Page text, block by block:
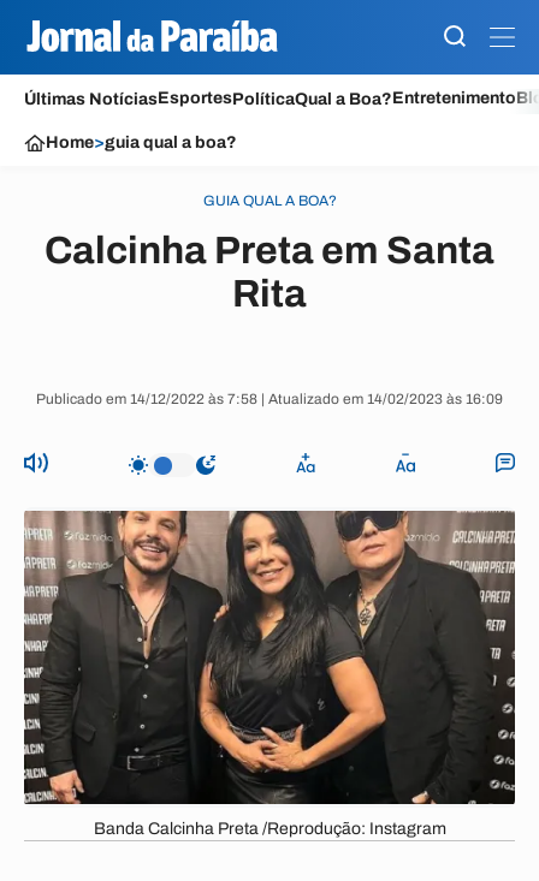
Últimas NotíciasEsportesPolíticaQual a Boa?Entretenimento
Home>guia qual a boa?
GUIA QUAL A BOA?
Calcinha Preta em Santa
Rita
Publicado em 14/12/2022 às 7:58 | Atualizado em 14/02/2023 às 16:09
Banda Calcinha Preta /Reprodução: Instagram